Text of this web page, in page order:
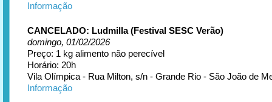
Informação
CANCELADO: Ludmilla (Festival SESC Verão)
domingo, 01/02/2026
Preço: 1 kg alimento não perecível
Horário: 20h
Vila Olímpica - Rua Milton, s/n - Grande Rio - São João de
Informação